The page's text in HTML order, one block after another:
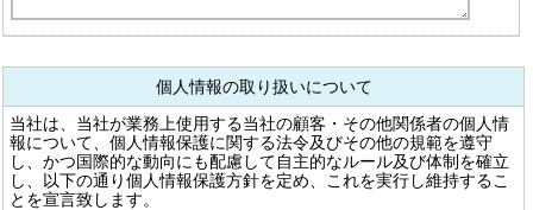
個人情報の取り扱いについて
当社は、当社が業務上使用する当社の顧客・その他関係者の個人情
報について、個人情報保護に関する法令及びその他の規範を遵守
し、かつ国際的な動向にも配慮して自主的なルール及び体制を確立
し、以下の通り個人情報保護方針を定め、これを実行し維持するこ
とを宣言致します。